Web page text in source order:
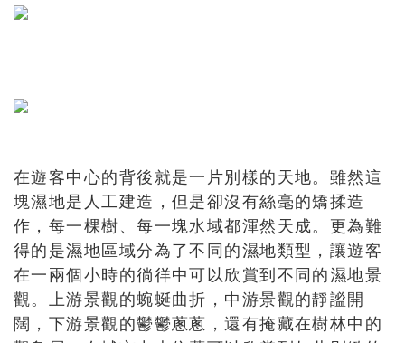
在遊客中心的背後就是一片別樣的天地。雖然這
塊濕地是人工建造，但是卻沒有絲毫的矯揉造
作，每一棵樹、每一塊水域都渾然天成。更為難
得的是濕地區域分為了不同的濕地類型，讓遊客
在一兩個小時的徜徉中可以欣賞到不同的濕地景
觀。上游景觀的蜿蜒曲折，中游景觀的靜謐開
闊，下游景觀的鬱鬱蔥蔥，還有掩藏在樹林中的